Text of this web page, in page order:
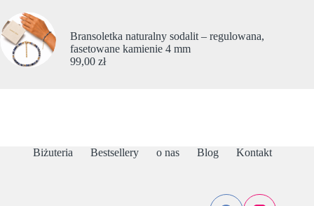
Bransoletka naturalny sodalit – regulowana,
fasetowane kamienie 4 mm
99,00 zł
Biżuteria Bestsellery o nas Blog Kontakt